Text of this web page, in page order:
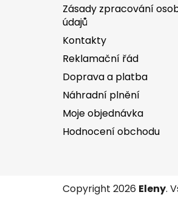
Zásady zpracování
údajů
Kontakty
Reklamační řád
Doprava a platba
Náhradní plnění
Moje objednávka
Hodnocení obchodu
Copyright 2026 Eleny.